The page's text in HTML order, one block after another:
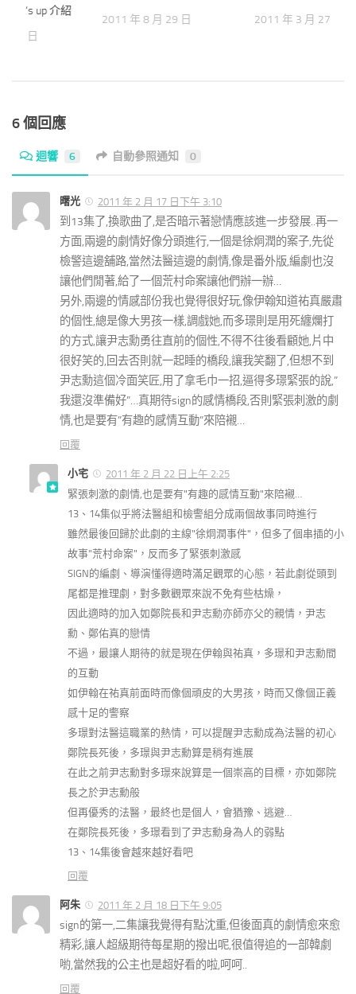
2011 年 8 月 29 日
2011 年 3 月 27 日
up 介紹
月 9 日
6 個回應
迴響 6 自動參照通知 0
曙光 2011 年 2 月 17 日下午 3:10
到13集了,換歌曲了,是否暗示著戀情應該進一步發展..再一
方面,兩邊的劇情好像分頭進行,一個是徐烔潤的案子,先從
檢警這邊舖路,當然法醫這邊的劇情,像是番外版,編劇也沒
讓他們閒著,給了一個荒村命案讓他們辦一辦…
另外,兩邊的情感部份我也覺得很好玩,像伊翰知道祐真嚴肅
的個性,總是像大男孩一樣,調戲她,而多璟則是用死纏爛打
的方式,讓尹志勳勇往直前的個性,不得不往後看顧她,片中
很好笑的,回去否則就一起睡的橋段,讓我笑翻了,但想不到
尹志勳這個冷面笑匠,用了拿毛巾一招,逼得多璟緊張的說,”
我還沒準備好”…真期待sign的感情橋段,否則緊張刺激的劇
情,也是要有”有趣的感情互動”來陪襯…
回覆
小宅
2011 年 2 月 22 日上午 2:25
緊張刺激的劇情,也是要有"有趣的感情互動"來陪襯…
13、14集似乎將法醫組和檢警組分成兩個故事同時進行
雖然最後回歸於此劇的主線"徐烔潤事件"，但多了個串插的小
故事"荒村命案"，反而多了緊張刺激感
SIGN的編劇、導演懂得適時滿足觀眾的心態，若此劇從頭到
尾都是推理劇，對多數觀眾來說不免有些枯燥，
因此適時的加入如鄭院長和尹志勳亦師亦父的親情，尹志
勳、鄭佑真的戀情
不過，最讓人期待的就是現在伊翰與祐真，多璟和尹志勳間
的互動
如伊翰在祐真前面時而像個頑皮的大男孩，時而又像個正義
感十足的警察
多璟對法醫這職業的熱情，可以提醒尹志勳成為法醫的初心
鄭院長死後，多璟與尹志勳算是稍有進展
在此之前尹志勳對多璟來說算是一個崇高的目標，亦如鄭院
長之於尹志勳般
但再優秀的法醫，最終也是個人，會猶豫、逃避…
在鄭院長死後，多璟看到了尹志勳身為人的弱點
13、14集後會越來越好看吧
回覆
阿朱 2011 年 2 月 18 日下午 9:05
sign的第一,二集讓我覺得有點沈重,但後面真的劇情愈來愈
精彩,讓人超級期待每星期的撥出呢,很值得追的一部韓劇
喲,當然我的公主也是超好看的啦,呵呵..
回覆